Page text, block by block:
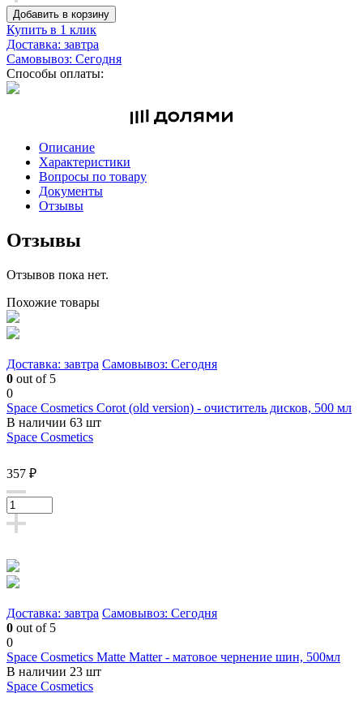
Добавить в корзину
Купить в 1 клик
Доставка: завтра
Самовывоз: Сегодня
Способы оплаты:
Описание
Характеристики
Вопросы по товару
Документы
Отзывы
Отзывы
Отзывов пока нет.
Похожие товары
Доставка: завтра Самовывоз: Сегодня
0 out of 5
0
Space Cosmetics Corot (old version) - очиститель дисков, 500 мл
В наличии 63 шт
Space Cosmetics
357 ₽
Доставка: завтра Самовывоз: Сегодня
0 out of 5
0
Space Cosmetics Matte Matter - матовое чернение шин, 500мл
В наличии 23 шт
Space Cosmetics